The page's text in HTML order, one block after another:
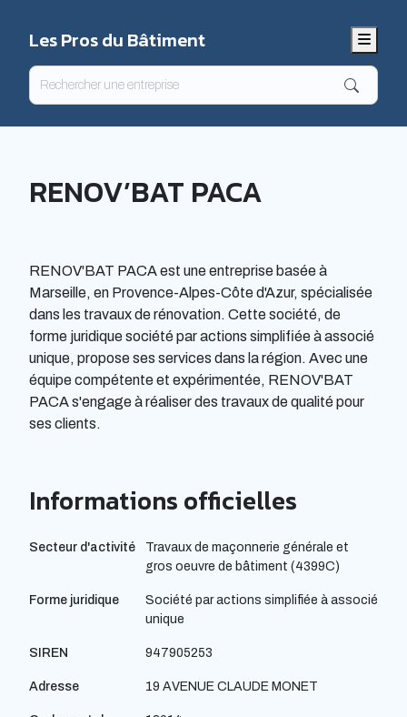
Les Pros du Bâtiment Menu
RENOV’BAT PACA
RENOV'BAT PACA est une entreprise basée à
Marseille, en Provence-Alpes-Côte d'Azur, spécialisée
dans les travaux de rénovation. Cette société, de
forme juridique société par actions simplifiée à associé
unique, propose ses services dans la région. Avec une
équipe compétente et expérimentée, RENOV'BAT
PACA s'engage à réaliser des travaux de qualité pour
ses clients.
Informations officielles
Secteur d'activité
Travaux de maçonnerie générale et
gros oeuvre de bâtiment (4399C)
Forme juridique
Société par actions simplifiée à associé
unique
SIREN 947905253
Adresse 19 AVENUE CLAUDE MONET